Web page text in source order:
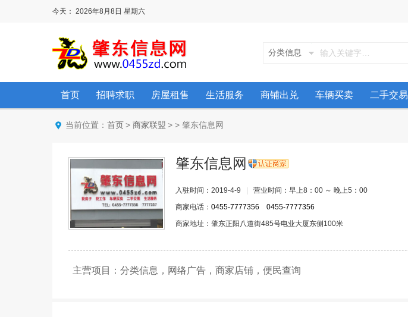
今天： 2026年8月8日 星期六
分类信息
首页 招聘求职 房屋租售 生活服务 商铺出兑 车辆买卖 二手交易
当前位置： 首页 > 商家联盟 > > 肇东信息网
肇东信息网
入驻时间：2019-4-9
营业时间：早上8：00 ～ 晚上5：00
商家电话： 0455-7777356
0455-7777356
商家地址：肇东正阳八道街485号电业大厦东侧100米
主营项目：分类信息，网络广告，商家店铺，便民查询